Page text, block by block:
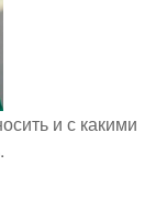
и с какими